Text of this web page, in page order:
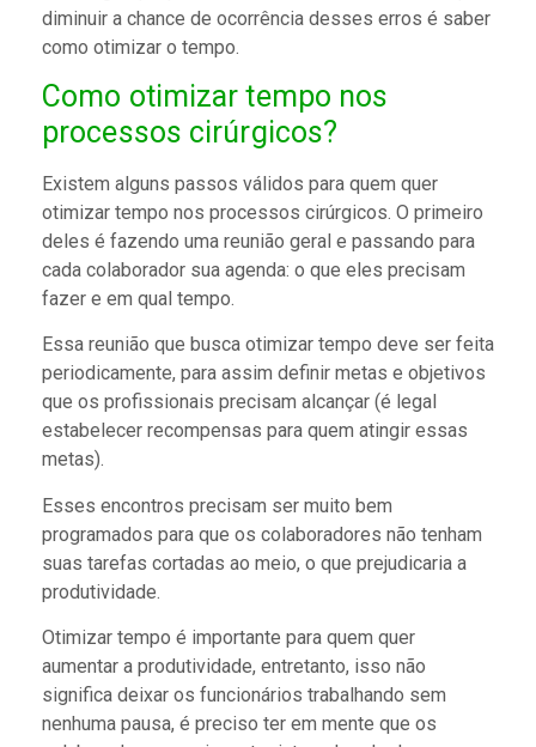
diminuir a chance de ocorrência desses erros é saber
como otimizar o tempo.
Como otimizar tempo nos
processos cirúrgicos?
Existem alguns passos válidos para quem quer
otimizar tempo nos processos cirúrgicos. O primeiro
deles é fazendo uma reunião geral e passando para
cada colaborador sua agenda: o que eles precisam
fazer e em qual tempo.
Essa reunião que busca otimizar tempo deve ser feita
periodicamente, para assim definir metas e objetivos
que os profissionais precisam alcançar (é legal
estabelecer recompensas para quem atingir essas
metas).
Esses encontros precisam ser muito bem
programados para que os colaboradores não tenham
suas tarefas cortadas ao meio, o que prejudicaria a
produtividade.
Otimizar tempo é importante para quem quer
aumentar a produtividade, entretanto, isso não
significa deixar os funcionários trabalhando sem
nenhuma pausa, é preciso ter em mente que os